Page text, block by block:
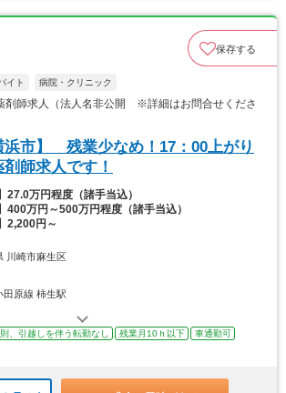
保存する
イト 病院・クリニック
剤師求人（法人名非公開 ※詳細はお問合せくださ
浜市】 残業少なめ！17：00上がり
師求人です！
27.0万円程度（諸手当込）
400万円～500万円程度（諸手当込）
2,200円～
川崎市麻生区
田原線 柿生駅
、引越しを伴う転勤なし 残業月10ｈ以下
車通勤可